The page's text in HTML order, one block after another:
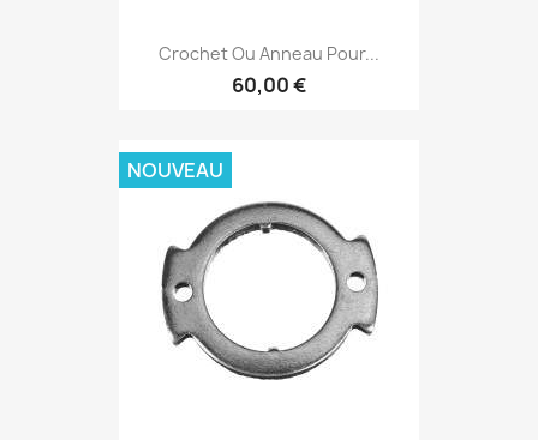
Crochet Ou Anneau Pour...
60,00 €
NOUVEAU